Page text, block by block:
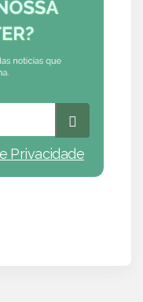
Privacidade